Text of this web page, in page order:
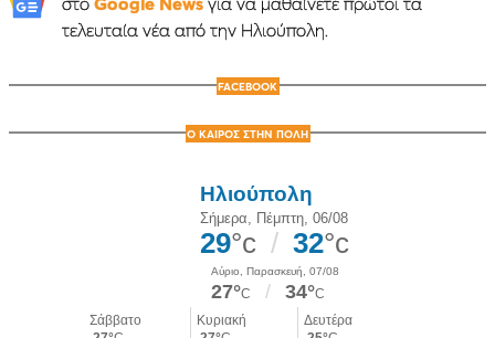
τελευταία νέα από την Ηλιούπολη.
FACEBOOK
Ο ΚΑΙΡΟΣ ΣΤΗΝ ΠΟΛΗ